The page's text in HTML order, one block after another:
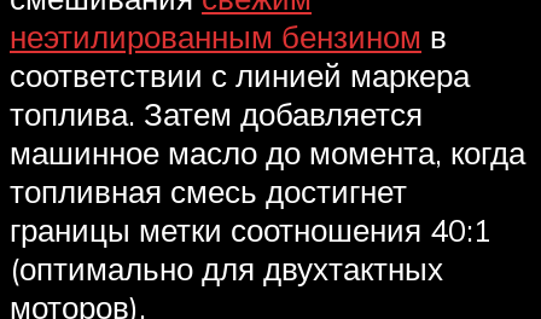
неэтилированным бензином в
соответствии с линией маркера
топлива. Затем добавляется
машинное масло до момента, когда
топливная смесь достигнет
границы метки соотношения 40:1
(оптимально для двухтактных
моторов).